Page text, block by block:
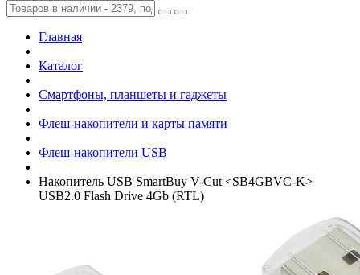
Главная
Каталог
Смартфоны, планшеты и гаджеты
Флеш-накопители и карты памяти
Флеш-накопители USB
Накопитель USB SmartBuy V-Cut <SB4GBVC-K>
USB2.0 Flash Drive 4Gb (RTL)